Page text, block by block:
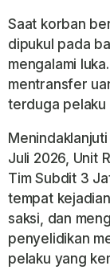
Saat korban
dipukul pada
mengalami
mentransfer
terduga pelaku
Juli 2026, Unit
Tim Subdit 3
tempat
saksi, dan
penyelidikan
pelaku yang